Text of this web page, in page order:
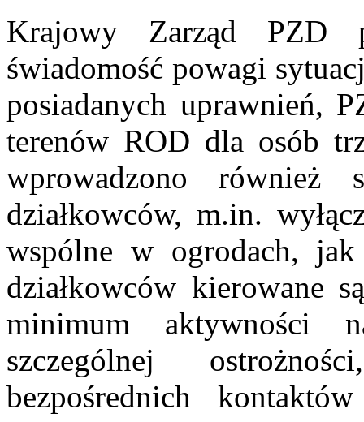
Krajowy Zarząd PZD
świadomość powagi
posiadanych uprawnień,
terenów ROD dla osób
wprowadzono również
działkowców, m.in.
wspólne w ogrodach,
działkowców kierowane
minimum aktywności
szczególnej
bezpośrednich